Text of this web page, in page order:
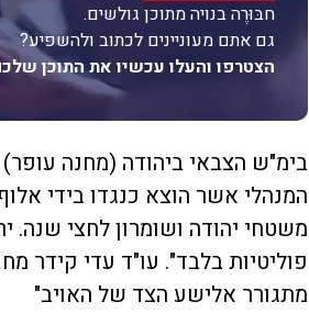
חבּוּרֶה בנויה מתוכן גולשים.
גם אתם מעוניינים לכתוב ולהשפיע?
הצטרפו והעלו עכשיו את התוכן
בימ"ש הצבאי ביהודה (מחנה
המנהלי אשר הוצא כנגדו בידי
משטחי יהודה ושומרון לחצי שנה.
פוליטיות בלבד". עו"ד עדי קידר
מתגורר אלישע הצד של האויב"